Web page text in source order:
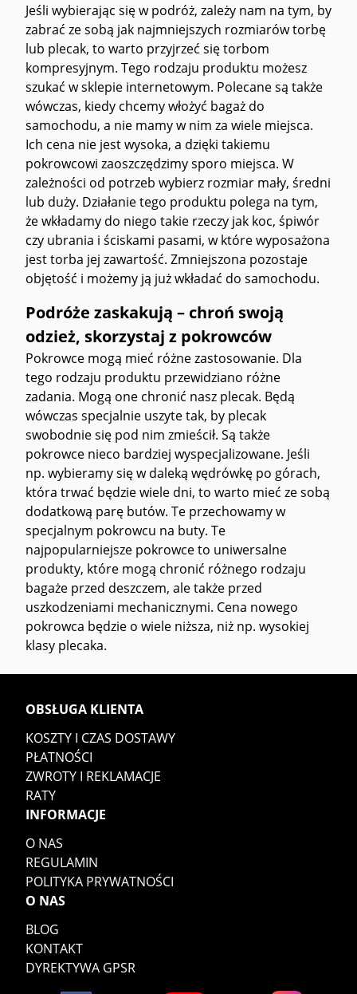
Jeśli wybierając się w podróż, zależy nam na tym, by
zabrać ze sobą jak najmniejszych rozmiarów torbę
lub plecak, to warto przyjrzeć się torbom
kompresyjnym. Tego rodzaju produktu możesz
szukać w sklepie internetowym. Polecane są także
wówczas, kiedy chcemy włożyć bagaż do
samochodu, a nie mamy w nim za wiele miejsca.
Ich cena nie jest wysoka, a dzięki takiemu
pokrowcowi zaoszczędzimy sporo miejsca. W
zależności od potrzeb wybierz rozmiar mały, średni
lub duży. Działanie tego produktu polega na tym,
że wkładamy do niego takie rzeczy jak koc, śpiwór
czy ubrania i ściskami pasami, w które wyposażona
jest torba jej zawartość. Zmniejszona pozostaje
objętość i możemy ją już wkładać do samochodu.
Podróże zaskakują – chroń swoją
odzież, skorzystaj z pokrowców
Pokrowce mogą mieć różne zastosowanie. Dla
tego rodzaju produktu przewidziano różne
zadania. Mogą one chronić nasz plecak. Będą
wówczas specjalnie uszyte tak, by plecak
swobodnie się pod nim zmieścił. Są także
pokrowce nieco bardziej wyspecjalizowane. Jeśli
np. wybieramy się w daleką wędrówkę po górach,
która trwać będzie wiele dni, to warto mieć ze sobą
dodatkową parę butów. Te przechowamy w
specjalnym pokrowcu na buty. Te
najpopularniejsze pokrowce to uniwersalne
produkty, które mogą chronić różnego rodzaju
bagaże przed deszczem, ale także przed
uszkodzeniami mechanicznymi. Cena nowego
pokrowca będzie o wiele niższa, niż np. wysokiej
klasy plecaka.
OBSŁUGA KLIENTA
KOSZTY I CZAS DOSTAWY
PŁATNOŚCI
ZWROTY I REKLAMACJE
RATY
INFORMACJE
O NAS
REGULAMIN
POLITYKA PRYWATNOŚCI
O NAS
BLOG
KONTAKT
DYREKTYWA GPSR